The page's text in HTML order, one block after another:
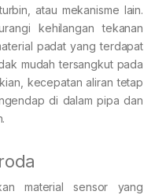
atau mekanisme lain.
kehilangan tekanan
padat yang terdapat
mudah tersangkut pada
kecepatan aliran tetap
di dalam pipa dan
material sensor yang